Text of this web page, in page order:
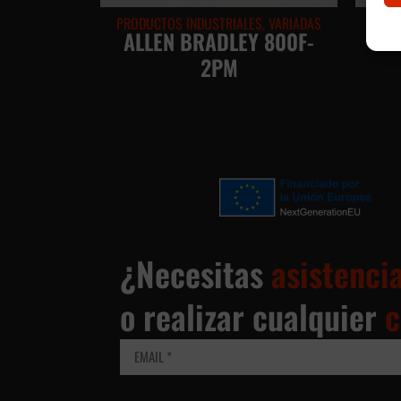
PRODUCTOS INDUSTRIALES, VARIADAS
ALLEN BRADLEY 800F-
2PM
¿Necesitas
o realizar cualquier